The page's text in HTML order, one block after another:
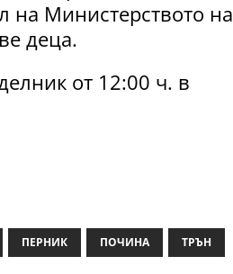
на Министерството на
деца.
от 12:00 ч. в
ПЕРНИК ПОЧИНА ТРЪН